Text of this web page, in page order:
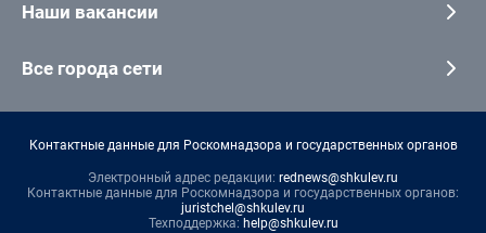
Наши вакансии
Все города сети
Контактные данные для Роскомнадзора и государственных органов
Электронный адрес редакции: rednews@shkulev.ru
Контактные данные для Роскомнадзора и государственных органов:
juristchel@shkulev.ru
Техподдержка: help@shkulev.ru